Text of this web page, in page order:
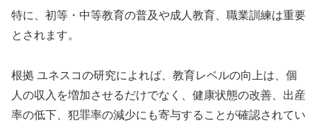
特に、初等・中等教育の普及や成人教育、職業訓練は重要
とされます。
根拠 ユネスコの研究によれば、教育レベルの向上は、個
人の収入を増加させるだけでなく、健康状態の改善、出産
率の低下、犯罪率の減少にも寄与することが確認されてい